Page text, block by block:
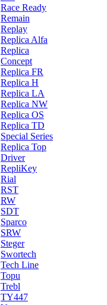
Race Ready
Remain
Replay
Replica Alfa
Replica
Concept
Replica FR
Replica H
Replica LA
Replica NW
Replica OS
Replica TD
Special Series
Replica Top
Driver
RepliKey
Rial
RST
RW
SDT
Sparco
SRW
Steger
Swortech
Tech Line
Topu
Trebl
TY447